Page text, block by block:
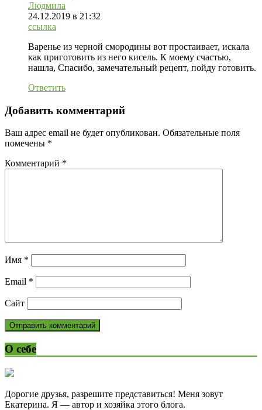
Людмила
24.12.2019 в 21:32
ссылка
Варенье из черной смородины вот простаивает, искала
как приготовить из него кисель. К моему счастью,
нашла, Спасибо, замечательный рецепт, пойду готовить.
Ответить
Добавить комментарий
Ваш адрес email не будет опубликован. Обязательные поля
помечены *
Комментарий *
Имя *
Email *
Сайт
О себе
Дорогие друзья, разрешите представиться! Меня зовут
Екатерина. Я — автор и хозяйка этого блога.